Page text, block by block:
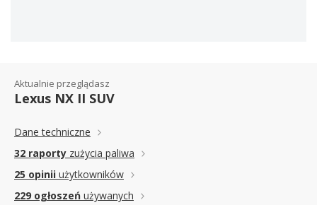
Aktualnie przeglądasz
Lexus NX II SUV
Dane techniczne
32 raporty zużycia paliwa
25 opinii użytkowników
229 ogłoszeń używanych